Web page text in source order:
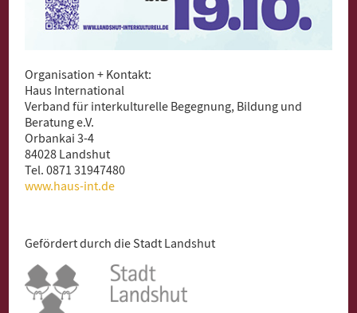
Organisation + Kontakt:
Haus International
Verband für interkulturelle Begegnung, Bildung und
Beratung e.V.
Orbankai 3-4
84028 Landshut
Tel. 0871 31947480
www.haus-int.de
Gefördert durch die Stadt Landshut